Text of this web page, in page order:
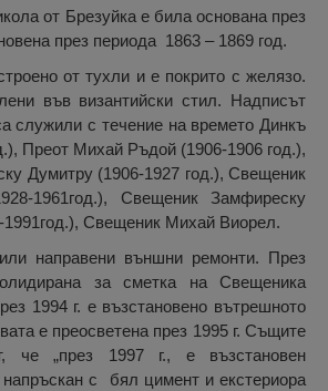
от Брезуйка е била основана през
през периода 1863 – 1869 год.
от тухли и е покрито с желязо.
във византийски стил. Надписът
служили с течение на времето Динкъ
Преот Михай Ръдой (1906-1906 год.),
Думитру (1906-1927 год.), Свещеник
1961год.), Свещеник Замфиреску
Свещеник Михай Виорел.
направени външни ремонти. През
за сметка на Свещеника
1994 г. е възстановено вътрешното
е преосветена през 1995 г. Същите
че „през 1997 г., е възстановен
напръскан с бял цимент и екстериора